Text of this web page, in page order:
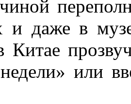
и даже в
Китае
или